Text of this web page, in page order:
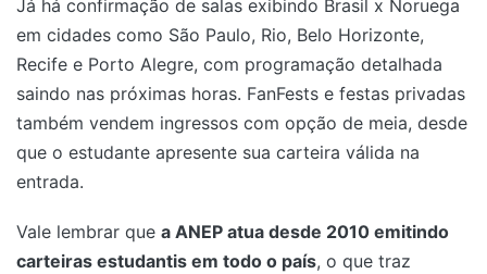
Já há confirmação de salas exibindo Brasil x Noruega
em cidades como São Paulo, Rio, Belo Horizonte,
Recife e Porto Alegre, com programação detalhada
saindo nas próximas horas. FanFests e festas privadas
também vendem ingressos com opção de meia, desde
que o estudante apresente sua carteira válida na
entrada.
Vale lembrar que a ANEP atua desde 2010 emitindo
carteiras estudantis em todo o país, o que traz